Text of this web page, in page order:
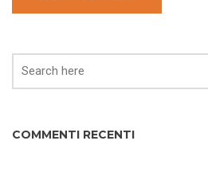
COMMENTI RECENTI